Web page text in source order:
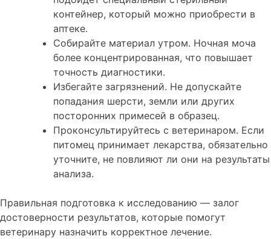
контейнер, который можно приобрести в
аптеке.
Собирайте материал утром. Ночная моча
более концентрированная, что повышает
точность диагностики.
Избегайте загрязнений. Не допускайте
попадания шерсти, земли или других
посторонних примесей в образец.
Проконсультируйтесь с ветеринаром. Если
питомец принимает лекарства, обязательно
уточните, не повлияют ли они на результаты
анализа.
Правильная подготовка к исследованию — залог
достоверности результатов, которые помогут
ветеринару назначить корректное лечение.